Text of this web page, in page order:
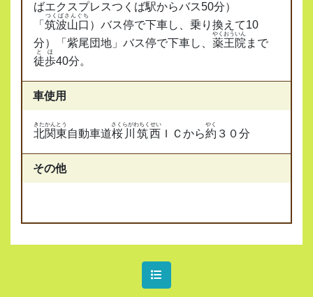
ばエクスプレスつくば駅からバス50分）
「 筑波山口
つくばさんぐち
）バス停で下車し、乗り換えて10
分）「紫尾団地」バス停で下車し、 薬王院
やくおういん
まで
徒歩
とほ
40分。
車使用
北関東
きたかんとう
自動車道桜川筑西
さくらがわちくせい
ＩＣから約
やく
３０分
その他